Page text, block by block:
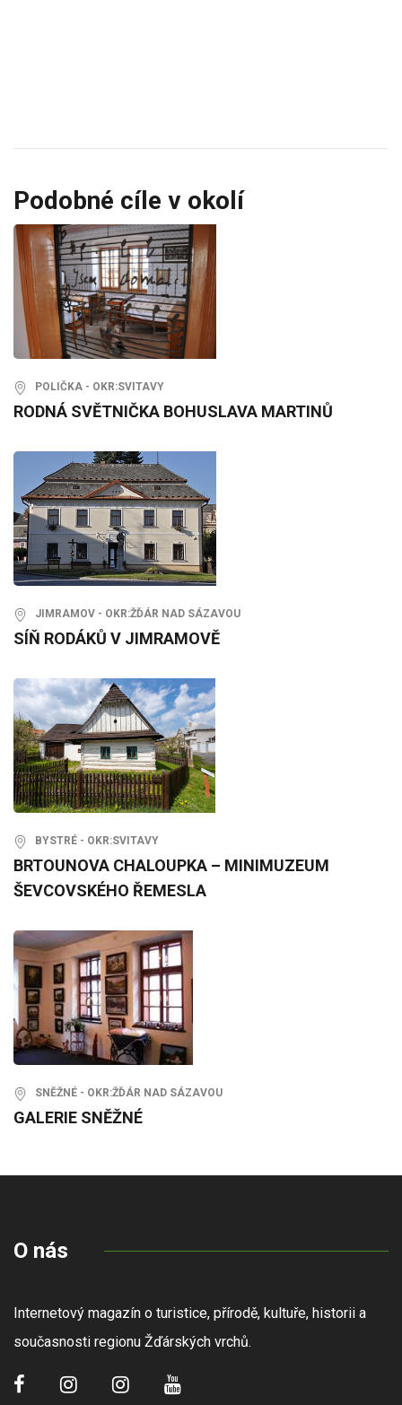
Podobné cíle v okolí
POLIČKA - OKR:SVITAVY
RODNÁ SVĚTNIČKA BOHUSLAVA MARTINŮ
JIMRAMOV - OKR:ŽĎÁR NAD SÁZAVOU
SÍŇ RODÁKŮ V JIMRAMOVĚ
BYSTRÉ - OKR:SVITAVY
BRTOUNOVA CHALOUPKA – MINIMUZEUM
ŠEVCOVSKÉHO ŘEMESLA
SNĚŽNÉ - OKR:ŽĎÁR NAD SÁZAVOU
GALERIE SNĚŽNÉ
O nás
Internetový magazín o turistice, přírodě, kultuře, historii a
současnosti regionu Žďárských vrchů.